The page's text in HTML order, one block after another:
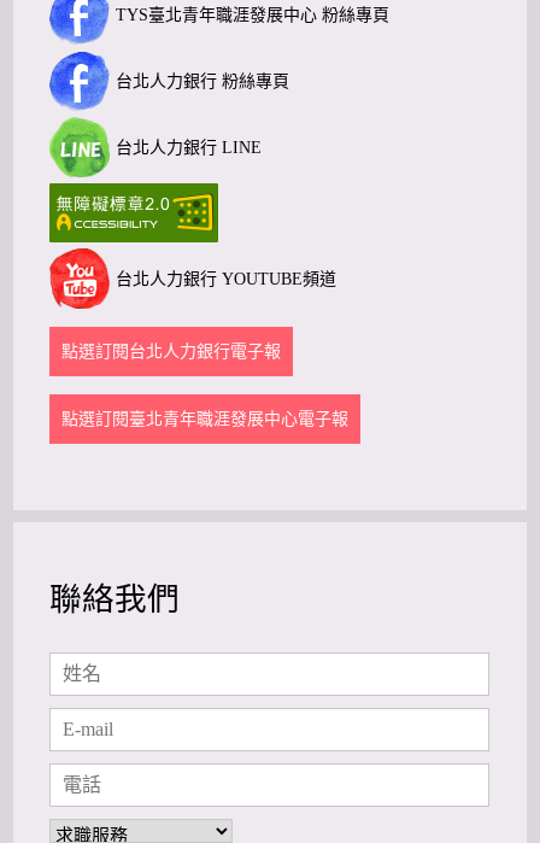
TYS臺北青年職涯發展中心 粉絲專頁
台北人力銀行 粉絲專頁
台北人力銀行 LINE
台北人力銀行 YOUTUBE頻道
點選訂閱台北人力銀行電子報
點選訂閱臺北青年職涯發展中心電子報
聯絡我們